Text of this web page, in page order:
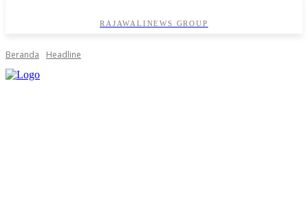
RAJAWALINEWS GROUP
Beranda Headline